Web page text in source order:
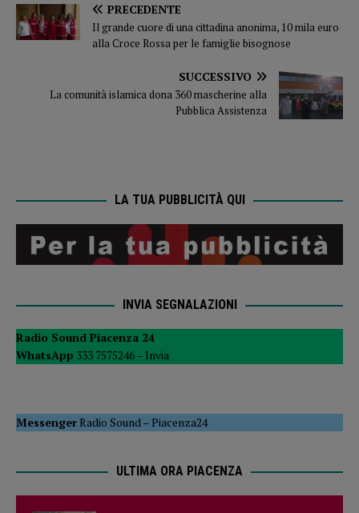
PRECEDENTE
Il grande cuore di una cittadina anonima, 10 mila euro
alla Croce Rossa per le famiglie bisognose
SUCCESSIVO
La comunità islamica dona 360 mascherine alla
Pubblica Assistenza
LA TUA PUBBLICITÀ QUI
INVIA SEGNALAZIONI
Radio Sound Piacenza 24
WhatsApp 333 7575246 – Invia
MessengerRadio Sound –Piacenza24
ULTIMA ORA PIACENZA